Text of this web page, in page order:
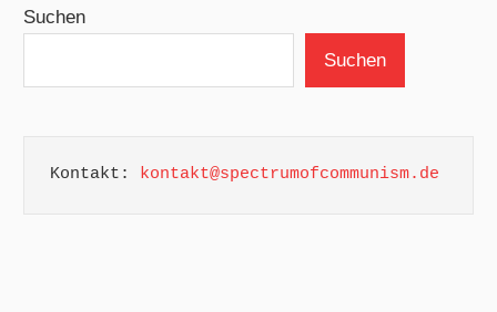
Suchen
Suchen
Kontakt: kontakt@spectrumofcommunism.de